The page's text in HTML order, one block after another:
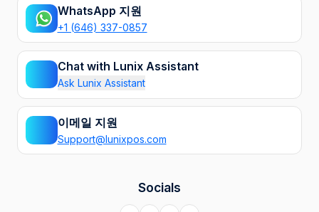
WhatsApp 지원
+1 (646) 337-0857
Chat with Lunix Assistant
Ask Lunix Assistant
이메일 지원
Support@lunixpos.com
Socials